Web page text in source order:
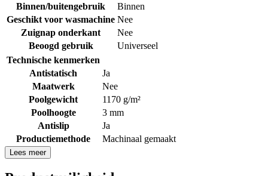
Binnen/buitengebruik
Binnen
Geschikt voor wasmachine Nee
Zuignap onderkant
Nee
Beoogd gebruik
Universeel
Technische kenmerken
Antistatisch
Ja
Maatwerk
Nee
Poolgewicht
1170 g/m²
Poolhoogte
3 mm
Antislip
Ja
Productiemethode
Machinaal gemaakt
Lees meer